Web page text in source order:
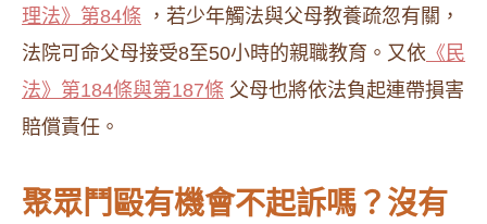
理法》第84條 ，若少年觸法與父母教養疏忽有關，
法院可命父母接受8至50小時的親職教育。又依 《民
法》第184條與第187條 父母也將依法負起連帶損害
賠償責任。
聚眾鬥毆有機會不起訴嗎？沒有